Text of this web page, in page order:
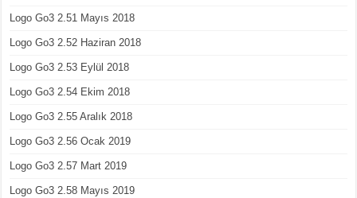
Logo Go3 2.51 Mayıs 2018
Logo Go3 2.52 Haziran 2018
Logo Go3 2.53 Eylül 2018
Logo Go3 2.54 Ekim 2018
Logo Go3 2.55 Aralık 2018
Logo Go3 2.56 Ocak 2019
Logo Go3 2.57 Mart 2019
Logo Go3 2.58 Mayıs 2019